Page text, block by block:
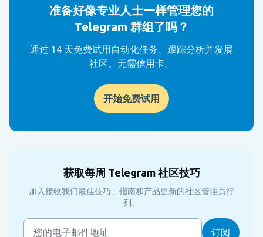
准备好像专业人士一样管理您的
Telegram 群组了吗？
通过 14 天免费试用自动化任务、跟踪分析并发展
社区。无需信用卡。
开始免费试用
获取每周 Telegram 社区技巧
加入接收我们最佳技巧、指南和产品更新的社区管理员行
列。